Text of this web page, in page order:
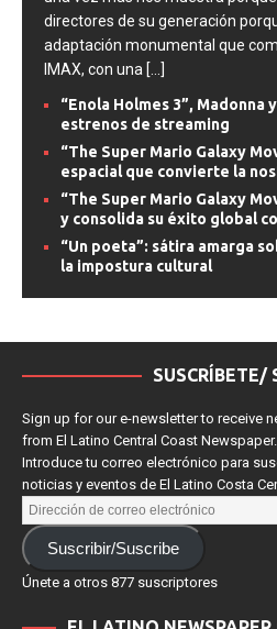
una vez más nos muestra
directores de su generación
adaptación monumental que
IMAX, con una [...]
“Enola Holmes 3”, Madonna
estrenos de streaming
“The Super Mario Galaxy
espacial que convierte la
“The Super Mario Galaxy
y consolida su éxito global
“Un poeta”: sátira amarga
la impostura cultural
SUSCRÍBETE/
Sign up for our e-newsletter to receive
from El Latino Central Coast Newspaper.
Introduce tu correo electrónico para
noticias y eventos de El Latino Costa